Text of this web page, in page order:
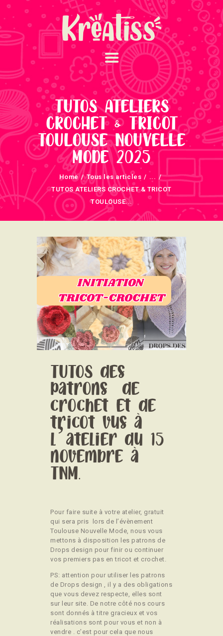
TUTOS ATELIERS
CROCHET & TRICOT
TOULOUSE NOUVELLE
MODE 2025
Home Tous les articles
...
TUTOS ATELIERS CROCHET & TRICOT
TOULOUSE...
ACCUEIL
NOS UNIVERS
ARRIVAGES
ATELIERS ET
ÉVÈNEMENTS
INFOS ÉVÈNEMENTS
NEWSLETTERS
TUTORIELS
NOUS SOUTENONS
TUTOS des
patrons de
crochet et de
tricot vus à
l’atelier du 15
novembre à
TNM.
Pour faire suite à votre atelier, gratuit
qui sera pris lors de l’évènement
Toulouse Nouvelle Mode, nous vous
mettons à disposition les patrons de
Drops design pour finir ou continuer
vos premiers pas en tricot et crochet.
PS: attention pour utiliser les patrons
de Drops design , il y a des obligations
que vous devez respecte, elles sont
sur leur site. De notre côté nos cours
sont donnés à titre gracieux et vos
réalisations sont pour vous et non à
vendre . c’est pour cela que nous